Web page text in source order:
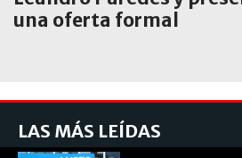
una oferta formal
LAS MÁS LEÍDAS